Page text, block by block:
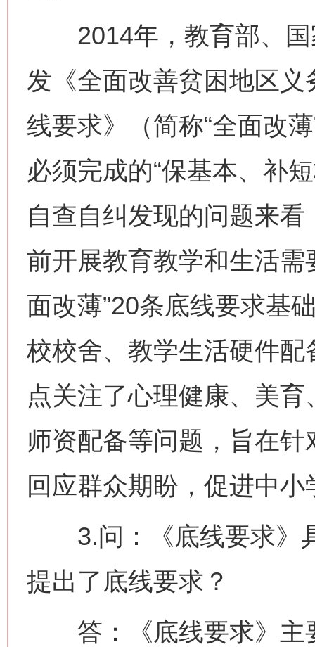
2014年，教育部、国
发《全面改善贫困地区
线要求》（简称“全面改
必须完成的“保基本、补
自查自纠发现的问题来
前开展教育教学和生活需
面改薄”20条底线要求基
校校舍、教学生活硬件
点关注了心理健康、美
师资配备等问题，旨在
回应群众期盼，促进中
3.问：《底线要求》
提出了底线要求？
答：《底线要求》主